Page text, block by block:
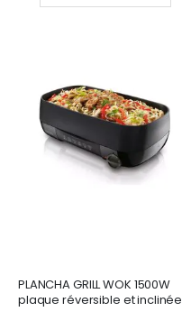
PLANCHA GRILL WOK 1500W
plaque réversible et inclinée